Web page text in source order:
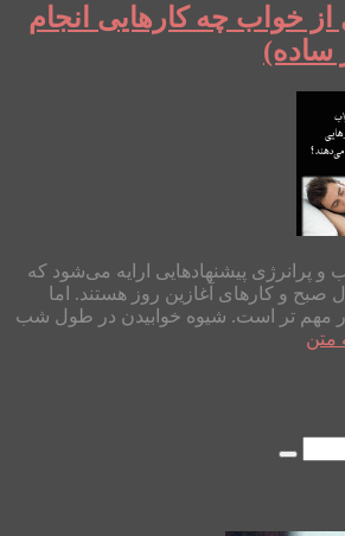
از خواب چه کارهایی انجام
پرانرژی پیشنهادهایی ارایه می‌شود که
صبح و کارهای آغازین روز هستند. اما
مهم ­تر است. شیوه‌ خوابیدن در طول شب
متن